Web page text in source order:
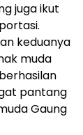
juga ikut
keduanya
muda
pantang
Gaung